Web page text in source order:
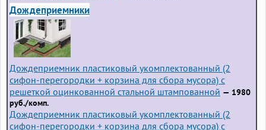
Дождеприемники
Дождеприемник пластиковый укомплектованный (2
сифон-перегородки + корзина для сбора мусора) с
решеткой оцинкованной стальной штампованной — 1980
руб./комп.
Дождеприемник пластиковый укомплектованный (2
сифон-перегородки + корзина для сбора мусора) с